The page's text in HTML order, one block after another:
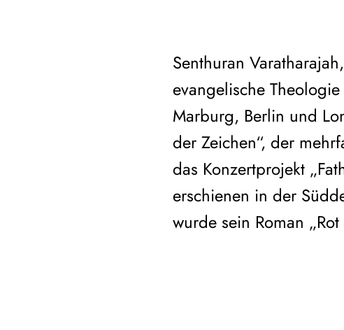
Senthuran
evangelische
Marburg, Berlin und
der Zeichen“, der
das Konzertprojekt
erschienen in der
wurde sein Roman